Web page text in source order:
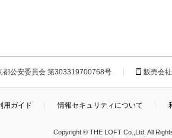
都公安委員会 第303319700768号 販売会
用ガイド 情報セキュリティについて
Copyright © THE LOFT Co.,Ltd. All